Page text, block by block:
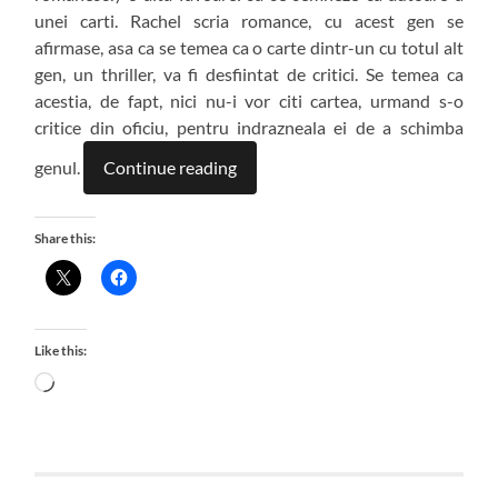
unei carti. Rachel scria romance, cu acest gen se
afirmase, asa ca se temea ca o carte dintr-un cu totul alt
gen, un thriller, va fi desfiintat de critici. Se temea ca
acestia, de fapt, nici nu-i vor citi cartea, urmand s-o
critice din oficiu, pentru indrazneala ei de a schimba
genul.
Continue reading
Share this:
Like this:
Loading…